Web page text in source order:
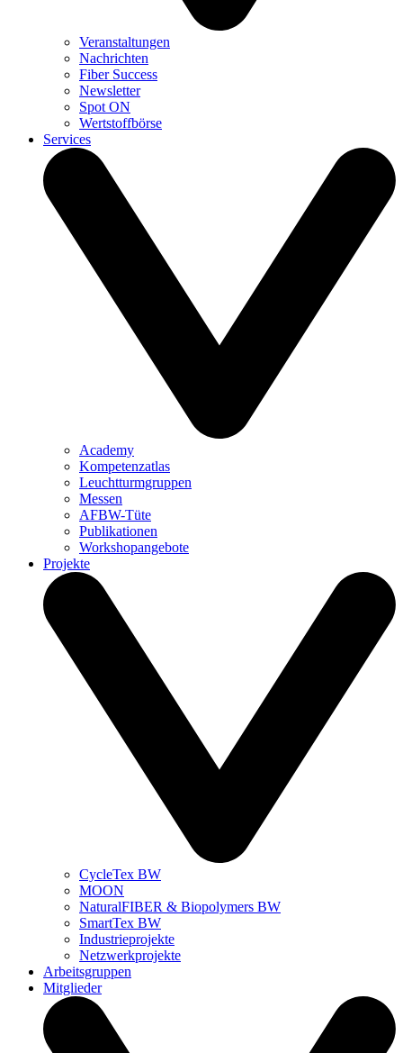
Veranstaltungen
Nachrichten
Fiber Success
Newsletter
Spot ON
Wertstoffbörse
Services
Academy
Kompetenzatlas
Leuchtturm­gruppen
Messen
AFBW-Tüte
Publikationen
Workshopangebote
Projekte
CycleTex BW
MOON
NaturalFIBER & Biopolymers BW
SmartTex BW
Industrieprojekte
Netzwerkprojekte
Arbeitsgruppen
Mitglieder